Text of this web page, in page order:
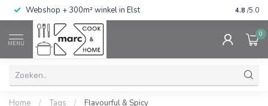
Webshop + 300m² winkel in Elst Gratis
4.8 /5.0
MENU
0
Home / Tags / Flavourful & Spicy